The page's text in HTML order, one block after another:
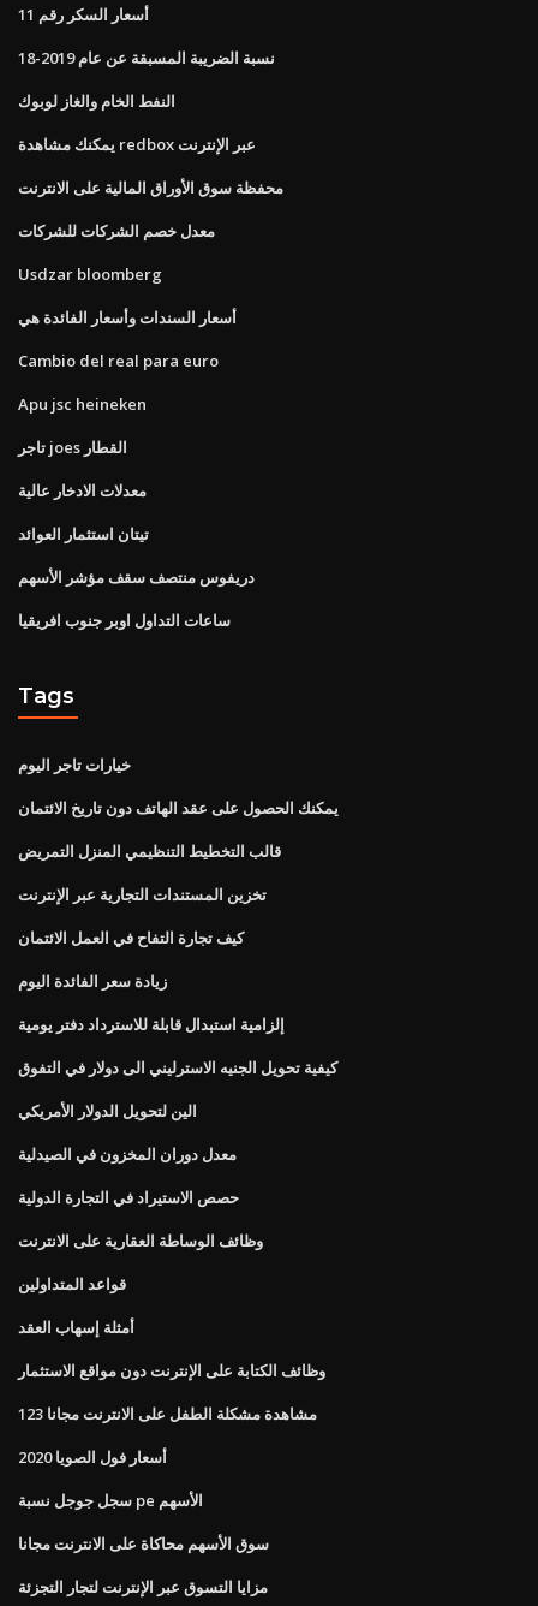
أسعار السكر رقم 11
نسبة الضريبة المسبقة عن عام 2019-18
النفط الخام والغاز لوبوك
يمكنك مشاهدة redbox عبر الإنترنت
محفظة سوق الأوراق المالية على الانترنت
معدل خصم الشركات للشركات
Usdzar bloomberg
أسعار السندات وأسعار الفائدة هي
Cambio del real para euro
Apu jsc heineken
تاجر joes القطار
معدلات الادخار عالية
تيتان استثمار العوائد
دريفوس منتصف سقف مؤشر الأسهم
ساعات التداول اوبر جنوب افريقيا
Tags
خيارات تاجر اليوم
يمكنك الحصول على عقد الهاتف دون تاريخ الائتمان
قالب التخطيط التنظيمي المنزل التمريض
تخزين المستندات التجارية عبر الإنترنت
كيف تجارة التفاح في العمل الائتمان
زيادة سعر الفائدة اليوم
إلزامية استبدال قابلة للاسترداد دفتر يومية
كيفية تحويل الجنيه الاسترليني الى دولار في التفوق
الين لتحويل الدولار الأمريكي
معدل دوران المخزون في الصيدلية
حصص الاستيراد في التجارة الدولية
وظائف الوساطة العقارية على الانترنت
قواعد المتداولين
أمثلة إسهاب العقد
وظائف الكتابة على الإنترنت دون مواقع الاستثمار
مشاهدة مشكلة الطفل على الانترنت مجانا 123
أسعار فول الصويا 2020
سجل جوجل نسبة pe الأسهم
سوق الأسهم محاكاة على الانترنت مجانا
مزايا التسوق عبر الإنترنت لتجار التجزئة